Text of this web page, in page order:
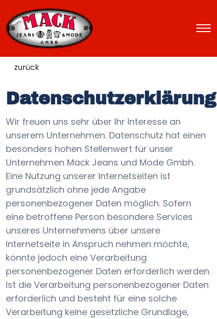
zurück
Datenschutzerklärung
Wir freuen uns sehr über Ihr Interesse an
unserem Unternehmen. Datenschutz hat einen
besonders hohen Stellenwert für unser
Unternehmen Mack Jeans und Mode Gmbh.
Eine Nutzung unserer Internetseiten ist
grundsätzlich ohne jede Angabe
personenbezogener Daten möglich. Sofern
eine betroffene Person besondere Services
unseres Unternehmens über unsere
Internetseite in Anspruch nehmen möchte,
könnte jedoch eine Verarbeitung
personenbezogener Daten erforderlich werden.
Ist die Verarbeitung personenbezogener Daten
erforderlich und besteht für eine solche
Verarbeitung keine gesetzliche Grundlage,